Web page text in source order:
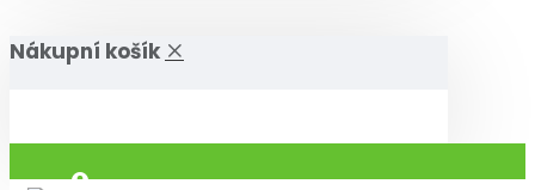
Nákupní košík